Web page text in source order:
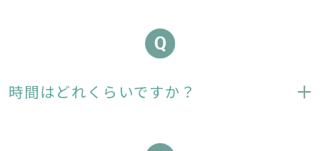
時間はどれくらいですか？